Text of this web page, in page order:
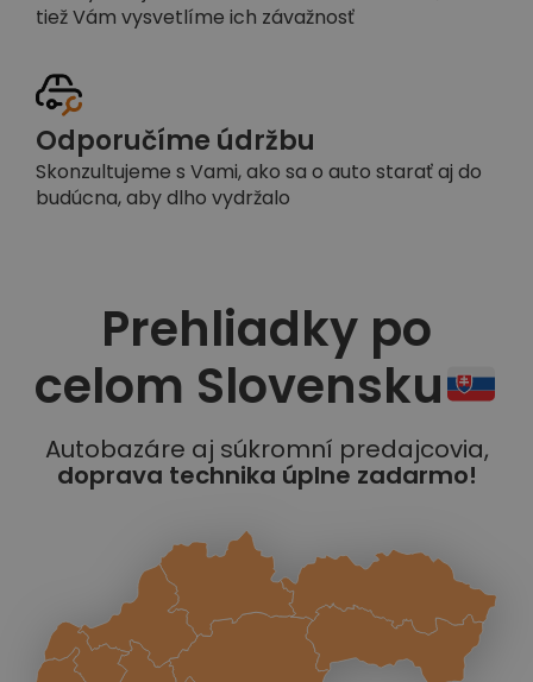
tiež Vám vysvetlíme ich závažnosť
Odporučíme údržbu
Skonzultujeme s Vami, ako sa o auto starať aj do
budúcna, aby dlho vydržalo
Prehliadky po
celom Slovensku
Autobazáre aj súkromní predajcovia,
doprava technika úplne zadarmo!